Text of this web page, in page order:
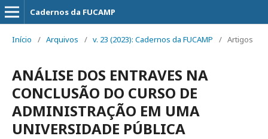
Cadernos da FUCAMP
Início / Arquivos / v. 23 (2023): Cadernos da FUCAMP / Artigos
ANÁLISE DOS ENTRAVES NA
CONCLUSÃO DO CURSO DE
ADMINISTRAÇÃO EM UMA
UNIVERSIDADE PÚBLICA